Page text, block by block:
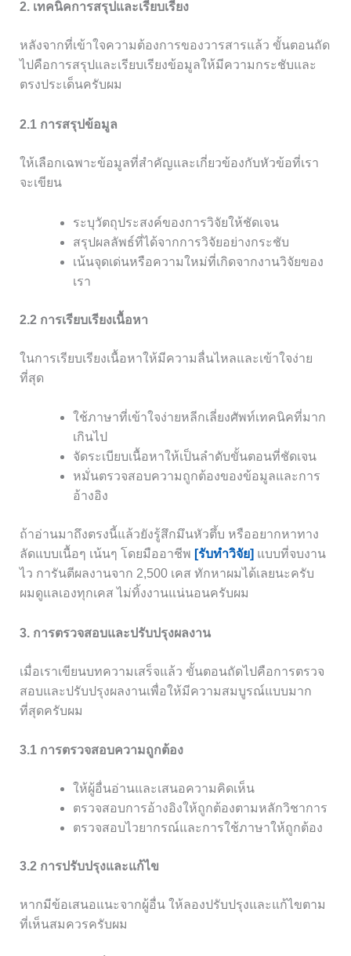
2. เทคนิคการสรุปและเรียบเรียง
หลังจากที่เข้าใจความต้องการของวารสารแล้ว ขั้นตอนถัด
ไปคือการสรุปและเรียบเรียงข้อมูลให้มีความกระชับและ
ตรงประเด็นครับผม
2.1 การสรุปข้อมูล
ให้เลือกเฉพาะข้อมูลที่สำคัญและเกี่ยวข้องกับหัวข้อที่เรา
จะเขียน
ระบุวัตถุประสงค์ของการวิจัยให้ชัดเจน
สรุปผลลัพธ์ที่ได้จากการวิจัยอย่างกระชับ
เน้นจุดเด่นหรือความใหม่ที่เกิดจากงานวิจัยของ
เรา
2.2 การเรียบเรียงเนื้อหา
ในการเรียบเรียงเนื้อหาให้มีความลื่นไหลและเข้าใจง่าย
ที่สุด
ใช้ภาษาที่เข้าใจง่ายหลีกเลี่ยงศัพท์เทคนิคที่มาก
เกินไป
จัดระเบียบเนื้อหาให้เป็นลำดับขั้นตอนที่ชัดเจน
หมั่นตรวจสอบความถูกต้องของข้อมูลและการ
อ้างอิง
ถ้าอ่านมาถึงตรงนี้แล้วยังรู้สึกมึนหัวตึ้บ หรืออยากหาทาง
ลัดแบบเนื้อๆ เน้นๆ โดยมืออาชีพ [รับทำวิจัย] แบบที่จบงาน
ไว การันตีผลงานจาก 2,500 เคส ทักหาผมได้เลยนะครับ
ผมดูแลเองทุกเคส ไม่ทิ้งงานแน่นอนครับผม
3. การตรวจสอบและปรับปรุงผลงาน
เมื่อเราเขียนบทความเสร็จแล้ว ขั้นตอนถัดไปคือการตรวจ
สอบและปรับปรุงผลงานเพื่อให้มีความสมบูรณ์แบบมาก
ที่สุดครับผม
3.1 การตรวจสอบความถูกต้อง
ให้ผู้อื่นอ่านและเสนอความคิดเห็น
ตรวจสอบการอ้างอิงให้ถูกต้องตามหลักวิชาการ
ตรวจสอบไวยากรณ์และการใช้ภาษาให้ถูกต้อง
3.2 การปรับปรุงและแก้ไข
หากมีข้อเสนอแนะจากผู้อื่น ให้ลองปรับปรุงและแก้ไขตาม
ที่เห็นสมควรครับผม